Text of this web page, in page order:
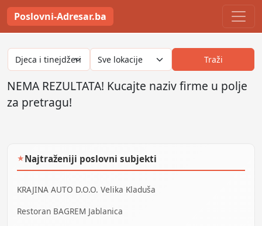
Poslovni-Adresar.ba
Traži
NEMA REZULTATA! Kucajte naziv firme u polje
za pretragu!
★Najtraženiji poslovni subjekti
KRAJINA AUTO D.O.O. Velika Kladuša
Restoran BAGREM Jablanica